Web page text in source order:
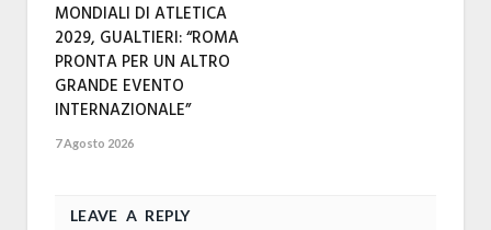
MONDIALI DI ATLETICA
2029, GUALTIERI: “ROMA
PRONTA PER UN ALTRO
GRANDE EVENTO
INTERNAZIONALE”
7 Agosto 2026
LEAVE A REPLY